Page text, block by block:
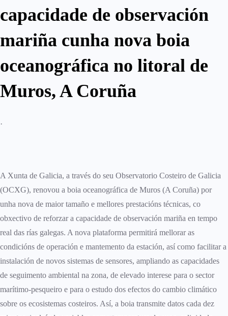
capacidade de observación
mariña cunha nova boia
oceanográfica no litoral de
Muros, A Coruña
·
A Xunta de Galicia, a través do seu Observatorio Costeiro de Galicia
(OCXG), renovou a boia oceanográfica de Muros (A Coruña) por
unha nova de maior tamaño e mellores prestacións técnicas, co
obxectivo de reforzar a capacidade de observación mariña en tempo
real das rías galegas. A nova plataforma permitirá mellorar as
condicións de operación e mantemento da estación, así como facilitar a
instalación de novos sistemas de sensores, ampliando as capacidades
de seguimento ambiental na zona, de elevado interese para o sector
marítimo-pesqueiro e para o estudo dos efectos do cambio climático
sobre os ecosistemas costeiros. Así, a boia transmite datos cada dez